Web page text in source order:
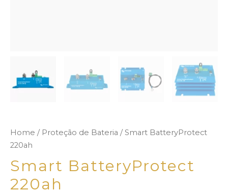
Home / Proteção de Bateria / Smart BatteryProtect
220ah
Smart BatteryProtect
220ah